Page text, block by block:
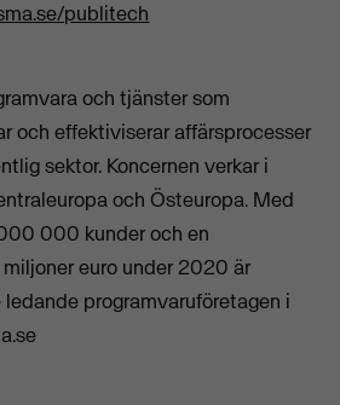
publitech
och tjänster som
och effektiviserar affärsprocesser
sektor. Koncernen verkar i
och Östeuropa. Med
000 kunder och en
miljoner euro under 2020 är
programvaruföretagen i